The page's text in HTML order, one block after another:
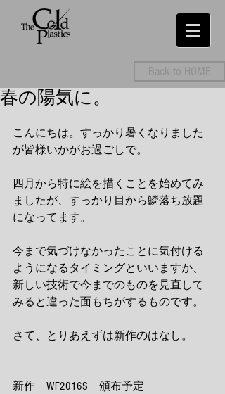
Back to HOME
春の陽気に。
こんにちは。すっかり暑くなりました
が皆様いかがお過ごしで。
四月から特に絵を描くことを始めてみ
ましたが、すっかり目から鱗落ち放題
になってます。
今まで気づけなかったことに気付ける
ようになるタイミングといいますか、
新しい技術で今までのものを見直して
みると違った面もちがするものです。
さて、とりあえずは新作のはなし。
新作　WF2016S　頒布予定